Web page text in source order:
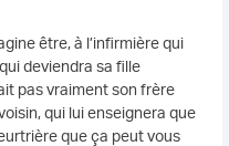
être, à l’infirmière qui
deviendra sa fille
pas vraiment son frère
qui lui enseignera que
que ça peut vous